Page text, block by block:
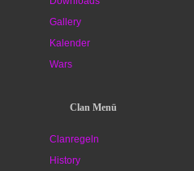
Gallery
Kalender
Wars
Clan Menü
Clanregeln
History